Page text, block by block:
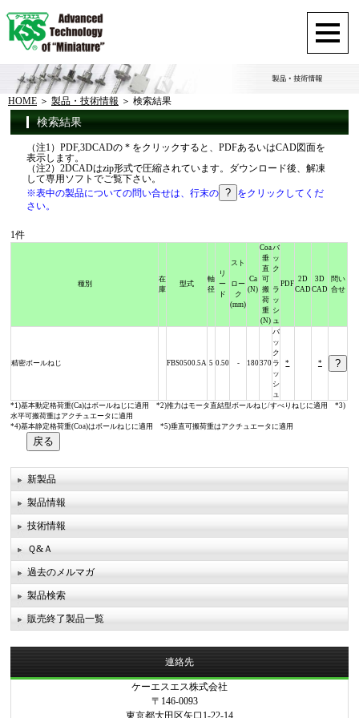
HOME 製品・技術情報 検索結果
検索結果
（注1）PDF,3DCADの * をクリックすると、PDFあるいはCAD図面を
表示します。
（注2）2DCADはzip形式で圧縮されています。ダウンロード後、解凍
して専用ソフトでご覧下さい。
※表中の製品についての問い合せは、行末の
をクリックしてくだ
さい。
1件
*1)基本動定格荷重(Ca)はボールねじに適用 *2)推力はモータ直結型ボールねじ/すべりねじに適用 *3)
水平可搬荷重はアクチュエータに適用
*4)基本静定格荷重(Coa)はボールねじに適用 *5)垂直可搬荷重はアクチュエータに適用
種別
在
庫
型式
軸
径
リ
ー
ド
スト
ロー
ク
(mm)
Ca
(N)
Coa
垂
直
可
搬
荷
重
(N)
バ
ッ
ク
ラ
ッ
シ
ュ
PDF
2D
CAD
3D
CAD
問い
合せ
精密ボールねじ FBS0500.5A 5 0.50 - 180370
バ
ッ
ク
ラ
ッ
シ
ュ
* *
新製品
製品情報
技術情報
Ｑ&Ａ
過去のメルマガ
製品検索
販売終了製品一覧
連絡先
ケーエスエス株式会社
〒146-0093